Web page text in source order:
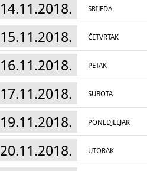
14.11.2018. SRIJEDA
15.11.2018. ČETVRTAK
16.11.2018. PETAK
17.11.2018. SUBOTA
19.11.2018. PONEDJELJAK
20.11.2018. UTORAK